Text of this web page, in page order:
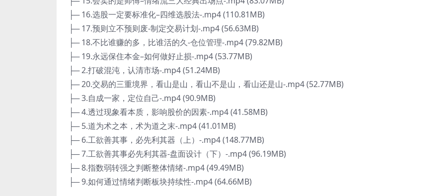
├─ 16.选股一定要标准化–四维选股法-.mp4 (110.81MB)
├─ 17.预则立不预则废-制定交易计划-.mp4 (56.63MB)
├─ 18.不比谁赚的多，比谁活的久-仓位管理-.mp4 (79.82MB)
├─ 19.永远保住本金–如何做好止损-.mp4 (53.77MB)
├─ 2.打破混沌，认清市场-.mp4 (51.24MB)
├─ 20.交易的三重境界，看山是山，看山不是山，看山还是山-.mp4 (52.77MB)
├─ 3.自成一家，定位自己-.mp4 (90.9MB)
├─ 4.透过现象看本质，影响股价的因素-.mp4 (41.58MB)
├─ 5.道为术之本，术为道之末-.mp4 (41.01MB)
├─ 6.工欲善其事，必先利其器（上）-.mp4 (148.77MB)
├─ 7.工欲善其事必先利其器-盘面设计（下）-.mp4 (96.19MB)
├─ 8.指数弱转强之判断整体情绪-.mp4 (49.49MB)
├─ 9.如何通过情绪判断板块持续性-.mp4 (64.66MB)